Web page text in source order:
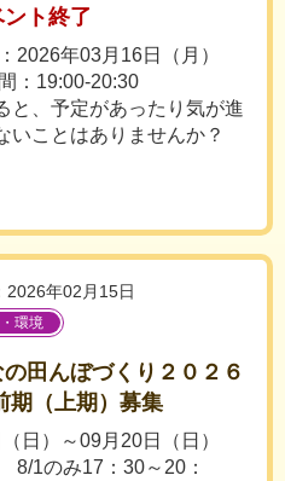
ント終了
2026年03月16日（月）
：19:00-20:30
と、予定があったり気が進
いことはありませんか？
2026年02月15日
環境
田んぼづくり２０２６
期（上期）募集
日）～09月20日（日）
1のみ17：30～20：